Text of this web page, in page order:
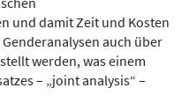
und damit Zeit und Kosten
auch über
werden, was einem
– „joint analysis“ –